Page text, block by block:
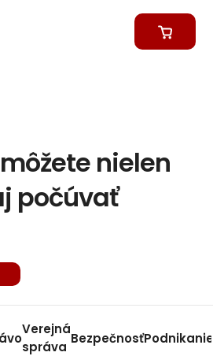
nielen
počúvať
Verejná
správa
Bezpečnosť